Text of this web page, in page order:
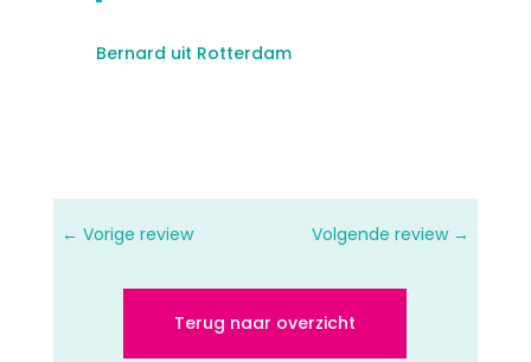
Bernard uit Rotterdam
← Vorige review Volgende review→
Terug naar overzicht